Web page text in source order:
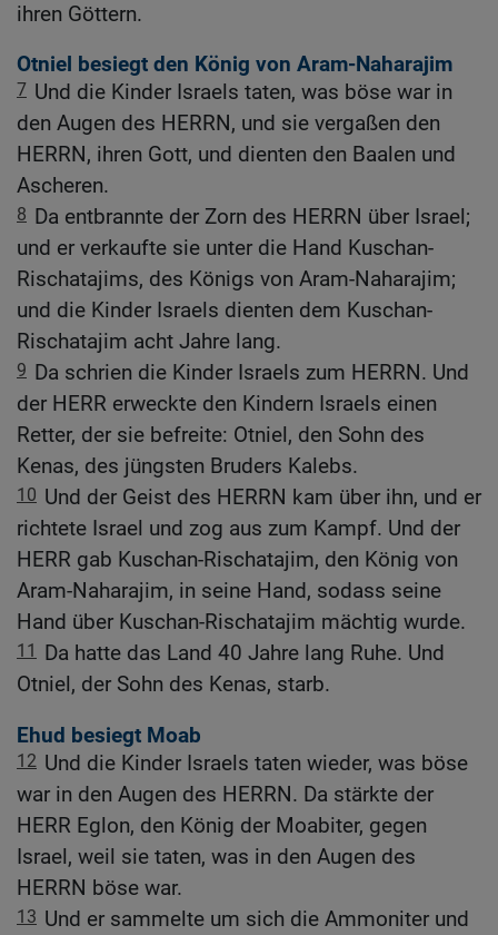
ihren Göttern.
Otniel besiegt den König von Aram-Naharajim
7 Und die Kinder Israels taten, was böse war in
den Augen des HERRN, und sie vergaßen den
HERRN, ihren Gott, und dienten den Baalen und
Ascheren.
8 Da entbrannte der Zorn des HERRN über Israel;
und er verkaufte sie unter die Hand Kuschan-
Rischatajims, des Königs von Aram-Naharajim;
und die Kinder Israels dienten dem Kuschan-
Rischatajim acht Jahre lang.
9 Da schrien die Kinder Israels zum HERRN. Und
der HERR erweckte den Kindern Israels einen
Retter, der sie befreite: Otniel, den Sohn des
Kenas, des jüngsten Bruders Kalebs.
10 Und der Geist des HERRN kam über ihn, und er
richtete Israel und zog aus zum Kampf. Und der
HERR gab Kuschan-Rischatajim, den König von
Aram-Naharajim, in seine Hand, sodass seine
Hand über Kuschan-Rischatajim mächtig wurde.
11
Da hatte das Land 40 Jahre lang Ruhe. Und
Otniel, der Sohn des Kenas, starb.
Ehud besiegt Moab
12 Und die Kinder Israels taten wieder, was böse
war in den Augen des HERRN. Da stärkte der
HERR Eglon, den König der Moabiter, gegen
Israel, weil sie taten, was in den Augen des
HERRN böse war.
13 Und er sammelte um sich die Ammoniter und